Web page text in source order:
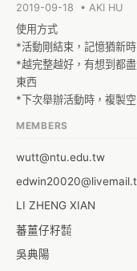
質的活動套用
2019-09-18 • AKI HU
使用方式
*活動剛結束，記憶猶新
*越完整越好，有想到都
東西
*下次舉辦活動時，複製
MEMBERS
wutt@ntu.edu.tw
LI ZHENG XIAN
蕃薑仔籽㍿
吳典陽